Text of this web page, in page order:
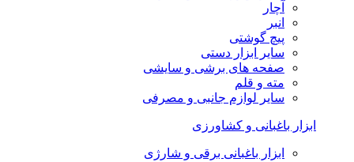
آچار
انبر
پیچ گوشتی
سایر ابزار دستی
صفحه های برشی و سایشی
مته و قلم
سایر لوازم جانبی و مصرفی
ابزار باغبانی و کشاورزی
ابزار باغبانی برقی و شارژی